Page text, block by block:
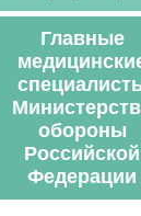
Главные
обороны
Российской
Федерации